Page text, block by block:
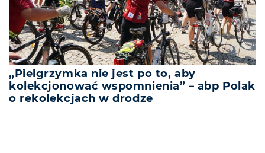
„Pielgrzymka nie jest po to, aby
kolekcjonować wspomnienia” – abp Polak
o rekolekcjach w drodze